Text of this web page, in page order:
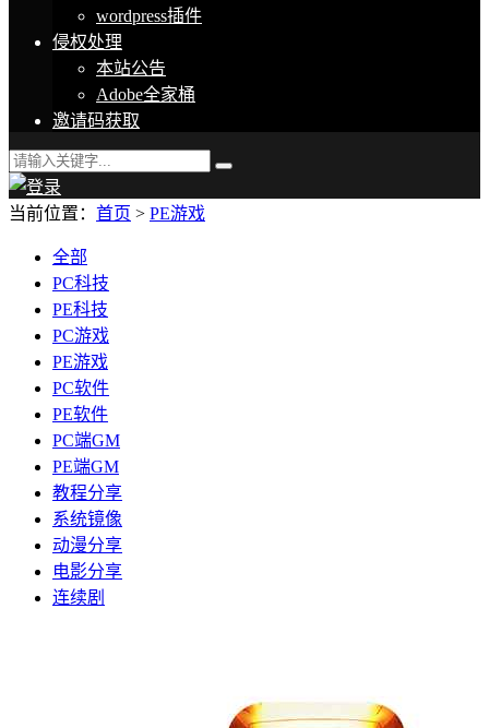
wordpress插件
侵权处理
本站公告
Adobe全家桶
邀请码获取
当前位置： 首页 > PE游戏
全部
PC科技
PE科技
PC游戏
PE游戏
PC软件
PE软件
PC端GM
PE端GM
教程分享
系统镜像
动漫分享
电影分享
连续剧